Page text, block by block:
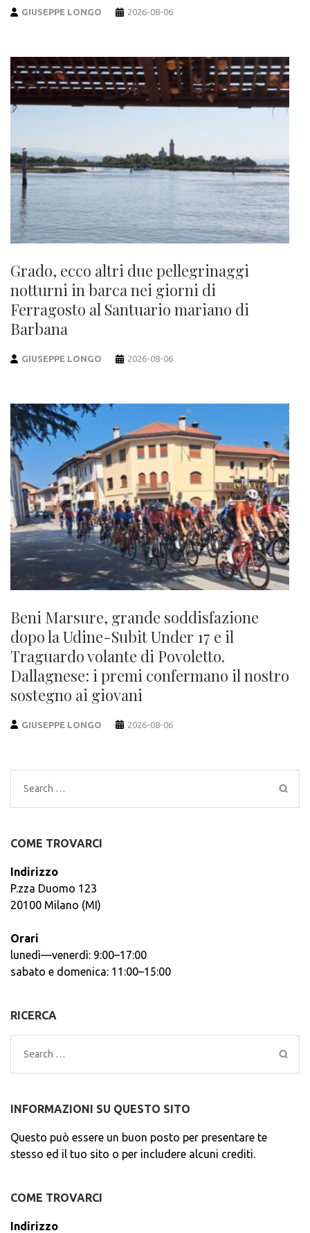
GIUSEPPE LONGO 2026-08-06
Grado, ecco altri due pellegrinaggi
notturni in barca nei giorni di
Ferragosto al Santuario mariano di
Barbana
GIUSEPPE LONGO 2026-08-06
Beni Marsure, grande soddisfazione
dopo la Udine-Subit Under 17 e il
Traguardo volante di Povoletto.
Dallagnese: i premi confermano il nostro
sostegno ai giovani
GIUSEPPE LONGO 2026-08-06
Search
for:
COME TROVARCI
Indirizzo
P.zza Duomo 123
20100 Milano (MI)
Orari
lunedì—venerdì: 9:00–17:00
sabato e domenica: 11:00–15:00
RICERCA
Search
for:
INFORMAZIONI SU QUESTO SITO
Questo può essere un buon posto per presentare te
stesso ed il tuo sito o per includere alcuni crediti.
COME TROVARCI
Indirizzo